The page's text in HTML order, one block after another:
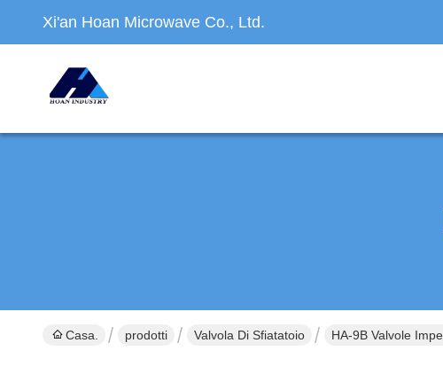
Xi'an Hoan Microwave Co., Ltd.
Casa. prodotti Valvola Di Sfiatatoio HA-9B Valvole